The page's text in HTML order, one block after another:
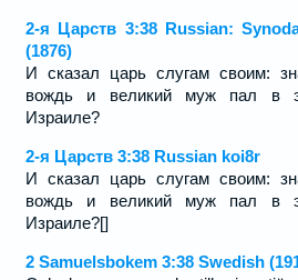
2-я Царств 3:38 Russian:
(1876)
И сказал царь слугам своим:
вождь и великий муж пал в
Израиле?
2-я Царств 3:38 Russian koi8r
И сказал царь слугам своим:
вождь и великий муж пал в
Израиле?[]
2 Samuelsbokem 3:38 Swedish